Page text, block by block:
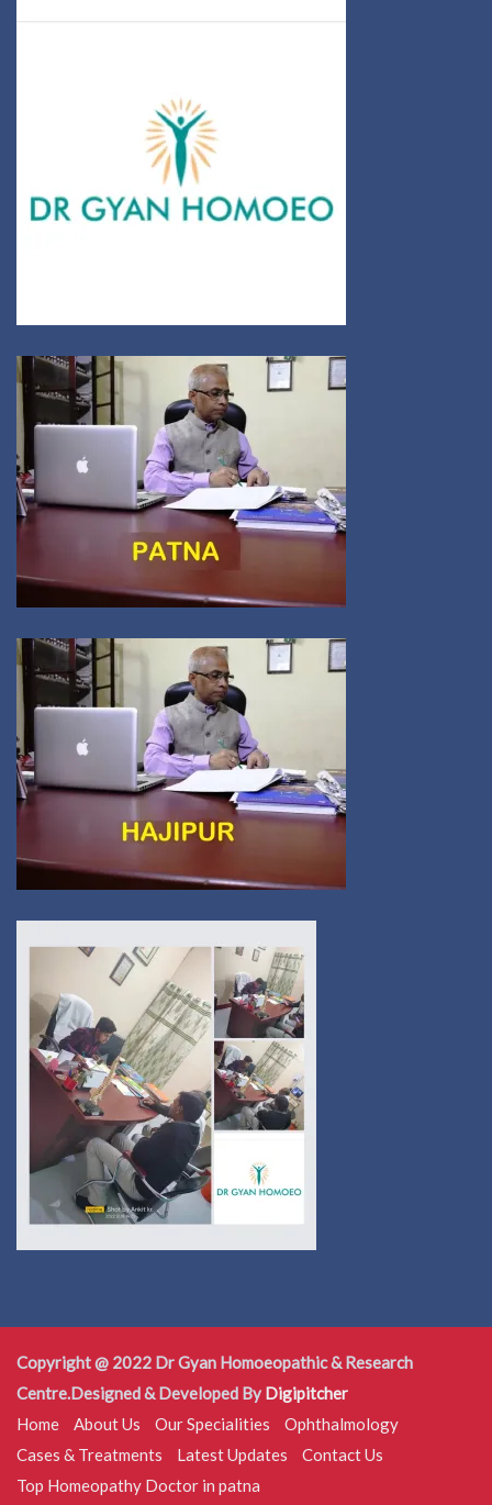
Copyright @ 2022 Dr Gyan Homoeopathic & Research
Centre.Designed & Developed By Digipitcher
Home
About Us Our Specialities
Ophthalmology
Cases & Treatments
Latest Updates
Contact Us
Top Homeopathy Doctor in patna